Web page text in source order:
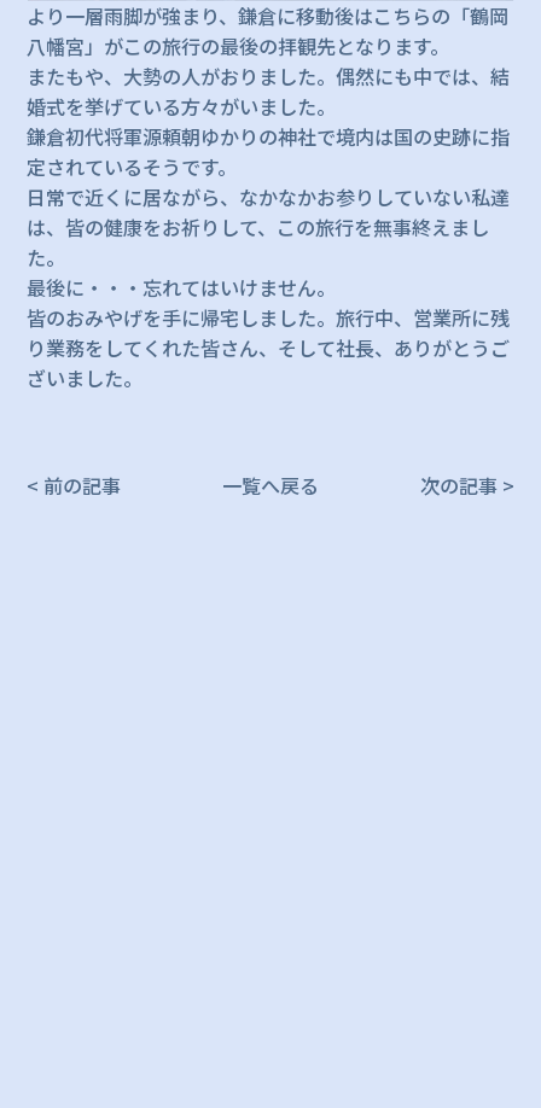
より一層雨脚が強まり、鎌倉に移動後はこちらの「鶴岡
八幡宮」がこの旅行の最後の拝観先となります。
またもや、大勢の人がおりました。偶然にも中では、結
婚式を挙げている方々がいました。
鎌倉初代将軍源頼朝ゆかりの神社で境内は国の史跡に指
定されているそうです。
日常で近くに居ながら、なかなかお参りしていない私達
は、皆の健康をお祈りして、この旅行を無事終えまし
た。
最後に・・・忘れてはいけません。
皆のおみやげを手に帰宅しました。旅行中、営業所に残
り業務をしてくれた皆さん、そして社長、ありがとうご
ざいました。
< 前の記事 一覧へ戻る 次の記事 >